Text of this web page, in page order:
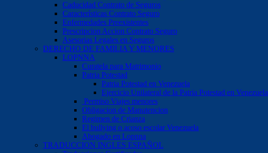
Caducidad Contrato de Seguros
Características Contrato Seguro
Enfermedades Preexistentes
Prescripcion Accion Contrato Seguro
Asesorias Legales en Seguros
DERECHO DE FAMILIA Y MENORES
LOPNNA
Curatela para Matrimonio
Patria Potestad
Patria Potestad en Venezuela
Ejercicio Unilateral de la Patria Potestad en Venezuela
Permiso Viajes menores
Obligacion de Manutencion
Regimen de Crianza
El bullying o acoso escolar Venezuela
Abogado en Lopnna
TRADUCCION INGLES ESPAÑOL